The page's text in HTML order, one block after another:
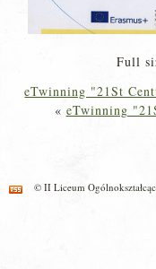
Full
eTwinning "21St
« eTwinning
© II Liceum